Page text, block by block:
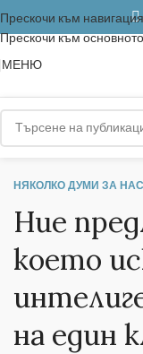
Прескочи към навигация
Прескочи към
МЕНЮ
НЯКОЛКО ДУМИ ЗА НАС
Ние
което
на един